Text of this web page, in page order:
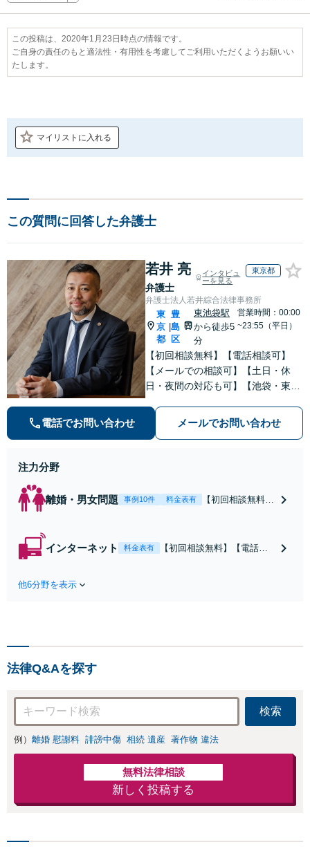
この投稿は、2020年1月23日時点の情報です。
ご自身の責任のもと適法性・有用性を考慮してご利用いただくようお願いい
たします。
マイリストに入れる
この質問に回答した弁護士
若井 亮
弁護士
インタビュ
ーを見る
東京都
弁護士法人若井綜合法律事務所
東
京
都
豊
島
区
東池袋駅
から徒歩5
分
営業時間：00:00
~23:55（平日）
【初回相談無料】【電話相談可】
【メールでの相談可】【土日・休
日・夜間の対応も可】【池袋・東池
トラブル・刑事事件を中心に「個
人」の方からのご相談・ご依頼を幅
電話でお問い合わせ メールでお問い合わせ
注力分野
離婚・男女問題 事例10件 料金表有
【初回相談無料】
【池袋・東池袋2
インターネット 料金表有
【初回相談無料】【電話相
応します！即日対応可能。
他6分野を表示
法律Q&Aを探す
検索
例） 離婚 慰謝料 誹謗中傷 相続 遺産 著作物 違法
無料法律相談
新しく投稿する